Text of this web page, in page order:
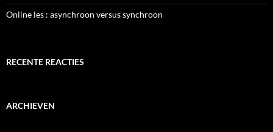
Online les : asynchroon versus synchroon
RECENTE REACTIES
ARCHIEVEN